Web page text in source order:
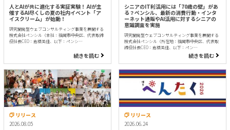
人とAIが共に進化する実証実験！ AIが主
催するAI尽くしの夏の社内イベント「ア
イスクリーム」が始動！
研究開発型ウェブコンサルティング事業を展開する
株式会社ペンシル（本社：福岡市中央区、代表取締
役社長CEO：倉橋美佳、以下：ペンシ…
続きを読む
シニアのIT利活用には「70歳の壁」があ
る？ペンシル、最新の消費行動・インタ
ーネット通販やAI活用に対するシニアの
意識調査を実施
研究開発型ウェブコンサルティング事業を展開する
株式会社ペンシル（所在地：福岡市中央区、代表取
締役社長CEO：倉橋美佳、以下：ペン…
続きを読む
リリース
2026.08.05
リリース
2026.06.24